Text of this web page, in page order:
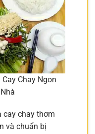
Chay Ngon
cay chay thơm
và chuẩn bị